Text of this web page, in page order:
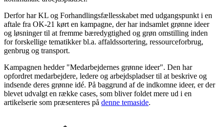
Derfor har KL og Forhandlingsfællesskabet med udgangspunkt i en
aftale fra OK-21 kørt en kampagne, der har indsamlet grønne ideer
og løsninger til at fremme bæredygtighed og grøn omstilling inden
for forskellige tematikker bl.a. affaldssortering, ressourceforbrug,
genbrug og transport.
Kampagnen hedder "Medarbejdernes grønne ideer". Den har
opfordret medarbejdere, ledere og arbejdspladser til at beskrive og
indsende deres grønne idé. På baggrund af de indkomne ideer, er der
blevet udvalgt en række cases, som bliver foldet mere ud i en
artikelserie som præsenteres på denne temaside.